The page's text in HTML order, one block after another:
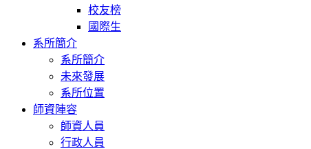
校友榜
國際生
系所簡介
系所簡介
未來發展
系所位置
師資陣容
師資人員
行政人員